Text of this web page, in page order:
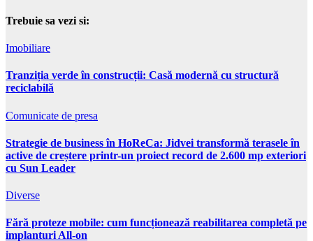
Trebuie sa vezi si:
Imobiliare
Tranziția verde în construcții: Casă modernă cu structură
reciclabilă
Comunicate de presa
Strategie de business în HoReCa: Jidvei transformă terasele în
active de creștere printr-un proiect record de 2.600 mp exteriori
cu Sun Leader
Diverse
Fără proteze mobile: cum funcționează reabilitarea completă pe
implanturi All-on